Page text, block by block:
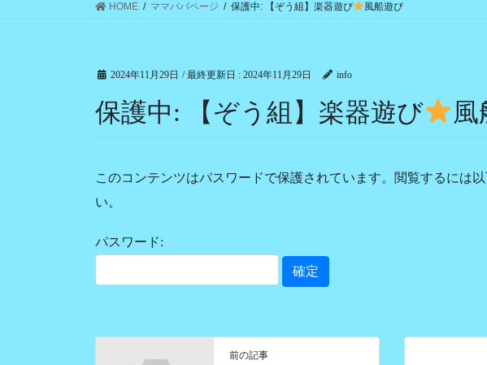
HOME ママパパページ 保護中: 【ぞう組】楽器遊び 風船遊び
2024年11月29日 / 最終更新日 : 2024年11月29日 info
保護中: 【ぞう組】楽器遊び 風
このコンテンツはパスワードで保護されています。閲覧するには
い。
パスワード:
前の記事